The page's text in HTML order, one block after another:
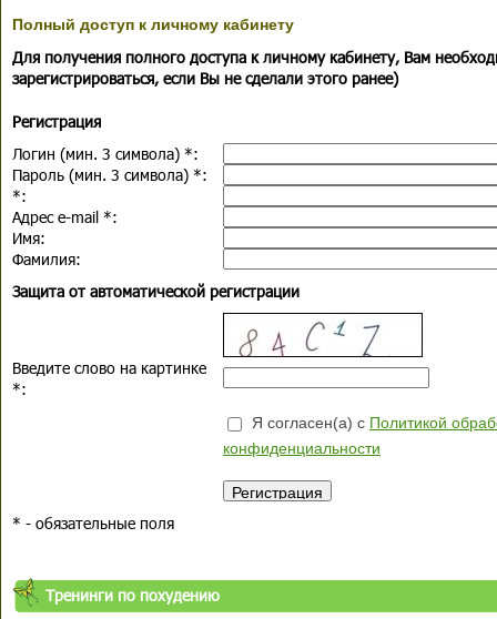
Полный доступ к личному кабинету
Для получения полного доступа к личному кабинету, Вам
зарегистрироваться, если Вы не сделали этого ранее)
Регистрация
Логин (мин. 3 символа) *:
Пароль (мин. 3 символа) *:
*:
Адрес e-mail *:
Имя:
Фамилия:
Защита от автоматической регистрации
Введите слово на картинке
*:
Я согласен(а) с Политикой
конфиденциальности
* - обязательные поля
Тренинги по похудению